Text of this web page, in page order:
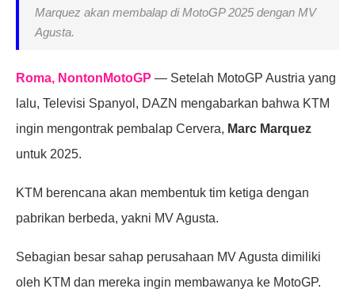
Marquez akan membalap di MotoGP 2025 dengan MV
Agusta.
Roma, NontonMotoGP — Setelah MotoGP Austria yang
lalu, Televisi Spanyol, DAZN mengabarkan bahwa KTM
ingin mengontrak pembalap Cervera, Marc Marquez
untuk 2025.
KTM berencana akan membentuk tim ketiga dengan
pabrikan berbeda, yakni MV Agusta.
Sebagian besar sahap perusahaan MV Agusta dimiliki
oleh KTM dan mereka ingin membawanya ke MotoGP.